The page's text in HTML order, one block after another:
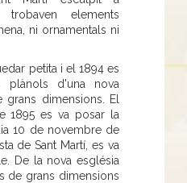
elements
ni ornamentals ni
petita i el 1894 es
plànols d'una nova
dimensions. El
1895 es va posar la
10 de novembre de
de Sant Martí, es va
De la nova església
de grans dimensions